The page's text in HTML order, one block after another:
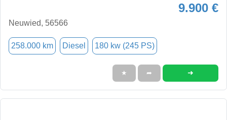
9.900 €
Neuwied, 56566
258.000 km Diesel 180 kw (245 PS)
★ ➦ ➜